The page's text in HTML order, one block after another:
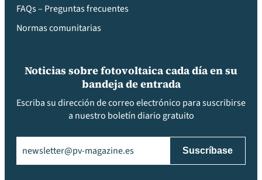
FAQs – Preguntas frecuentes
Normas comunitarias
Noticias sobre fotovoltaica cada día en su
bandeja de entrada
Escriba su dirección de correo electrónico para suscribirse
a nuestro boletín diario gratuito